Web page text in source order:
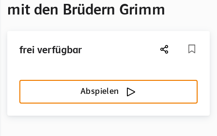
mit den Brüdern Grimm
frei verfügbar
Abspielen